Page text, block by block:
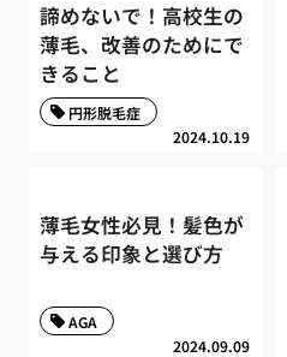
諦めないで！高校生の
薄毛、改善のためにで
きること
2024.10.19
円形脱毛症
薄毛女性必見！髪色が
与える印象と選び方
2024.09.09
AGA